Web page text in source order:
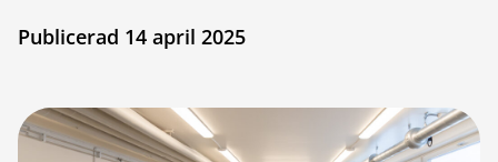
Publicerad 14 april 2025